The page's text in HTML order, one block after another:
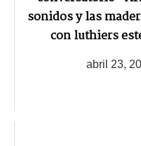
sonidos y las
con luthiers
abril 23,